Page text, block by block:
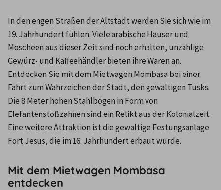
In den engen Straßen der Altstadt werden Sie sich wie im
19. Jahrhundert fühlen. Viele arabische Häuser und
Moscheen aus dieser Zeit sind noch erhalten, unzählige
Gewürz- und Kaffeehändler bieten ihre Waren an.
Entdecken Sie mit dem Mietwagen Mombasa bei einer
Fahrt zum Wahrzeichen der Stadt, den gewaltigen Tusks.
Die 8 Meter hohen Stahlbögen in Form von
Elefantenstoßzähnen sind ein Relikt aus der Kolonialzeit.
Eine weitere Attraktion ist die gewaltige Festungsanlage
Fort Jesus, die im 16. Jahrhundert erbaut wurde.
Mit dem Mietwagen Mombasa
entdecken